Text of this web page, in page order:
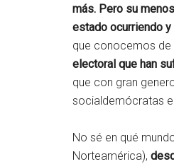
más. Pero su
estado ocurriendo
que conocemos de
electoral que han
que con gran
socialdemócratas
No sé en qué
Norteamérica),